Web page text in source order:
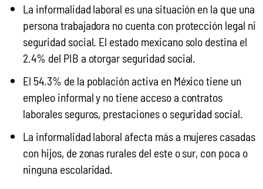
Participa
La informalidad laboral es una situación en la que una
persona trabajadora no cuenta con protección legal ni
seguridad social. El estado mexicano solo destina el
2.4% del PIB a otorgar seguridad social.
El 54.3% de la población activa en México tiene un
empleo informal y no tiene acceso a contratos
laborales seguros, prestaciones o seguridad social.
La informalidad laboral afecta más a mujeres casadas
con hijos, de zonas rurales del este o sur, con poca o
ninguna escolaridad.